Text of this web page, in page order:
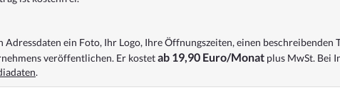
ein Foto, Ihr Logo, Ihre Öffnungszeiten, einen beschreibenden
veröffentlichen. Er kostetab 19,90 Euro/Monat plus MwSt. Bei
.